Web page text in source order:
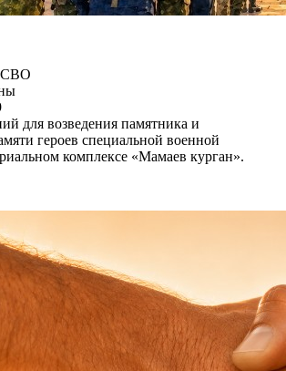
СВО
для возведения памятника и
героев специальной военной
комплексе «Мамаев курган».